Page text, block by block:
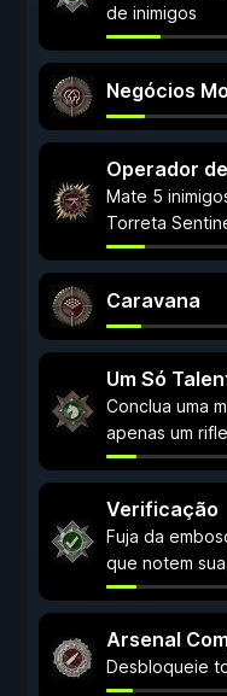
de inimigos
Negócios
Operador
Mate 5
Torreta
Caravana
Um Só
Conclua uma
apenas um
Verificação
Fuja da
que notem
Arsenal
Desbloqueie